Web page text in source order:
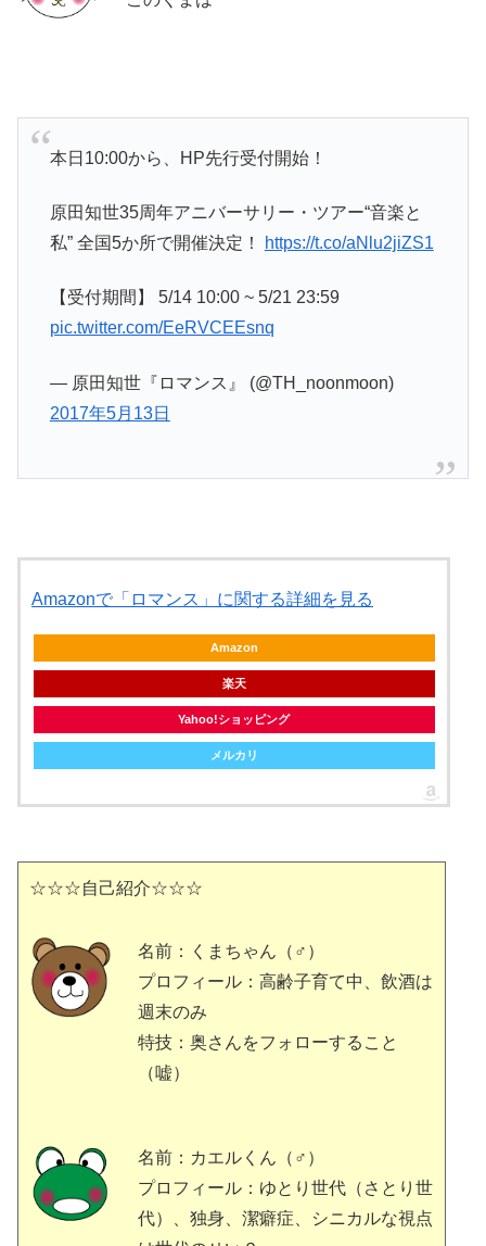
本日10:00から、HP先行受付開始！
原田知世35周年アニバーサリー・ツアー“音楽と
私” 全国5か所で開催決定！
https://t.co/aNlu2jiZS1
【受付期間】 5/14 10:00 ~ 5/21 23:59
pic.twitter.com/EeRVCEEsnq
— 原田知世『ロマンス』 (@TH_noonmoon)
2017年5月13日
Amazonで「ロマンス」に関する詳細を見る
Amazon
楽天
Yahoo!ショッピング
メルカリ
☆☆☆自己紹介☆☆☆
名前：くまちゃん（♂）
プロフィール：高齢子育て中、飲酒は
週末のみ
特技：奥さんをフォローすること
（嘘）
名前：カエルくん（♂）
プロフィール：ゆとり世代（さとり世
代）、独身、潔癖症、シニカルな視点